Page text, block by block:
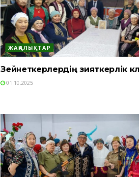
ЖАҢАЛЫҚТАР
Зейнеткерлердің зияткерлік
01.10.2025